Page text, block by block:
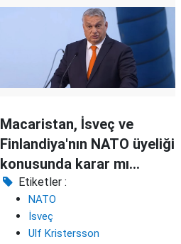
Macaristan, İsveç ve
Finlandiya'nın NATO üyeliği
konusunda karar mı
değiştiriyor?
Etiketler :
NATO
İsveç
Ulf Kristersson